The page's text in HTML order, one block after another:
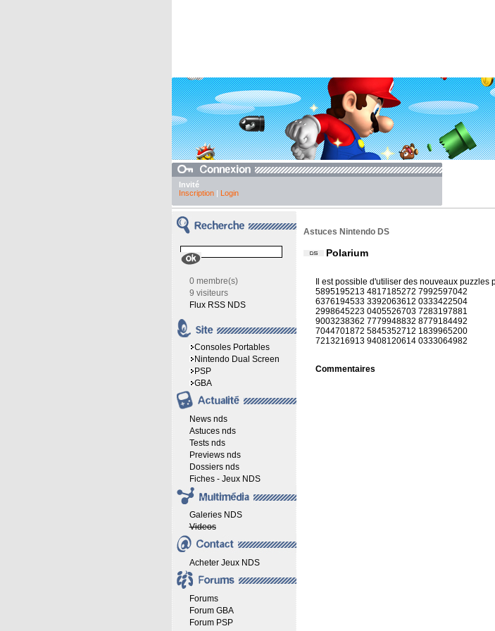
Invité
Inscription| Login
0 membre(s)
9 visiteurs
Flux RSS NDS
Consoles Portables
Nintendo Dual Screen
PSP
GBA
News nds
Astuces nds
Tests nds
Previews nds
Dossiers nds
Fiches - Jeux NDS
Galeries NDS
Videos
Acheter Jeux NDS
Forums
Forum GBA
Forum PSP
Astuces Nintendo DS
Polarium
Il est possible d'utiliser des nouveaux
5895195213 4817185272 7992597042
6376194533 3392063612 0333422504
2998645223 0405526703 7283197881
9003238362 7779948832 8779184492
7044701872 5845352712 1839965200
7213216913 9408120614 0333064982
Commentaires